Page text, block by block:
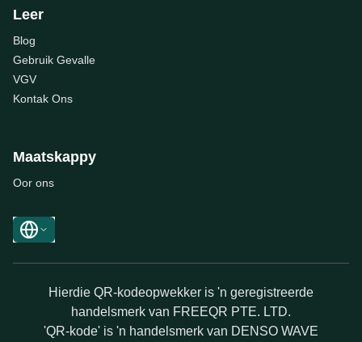
Leer
Blog
Gebruik Gevalle
VGV
Kontak Ons
Maatskappy
Oor ons
Hierdie QR-kodeopwekker is 'n geregistreerde
handelsmerk van FREEQR PTE. LTD.
'QR-kode' is 'n handelsmerk van DENSO WAVE